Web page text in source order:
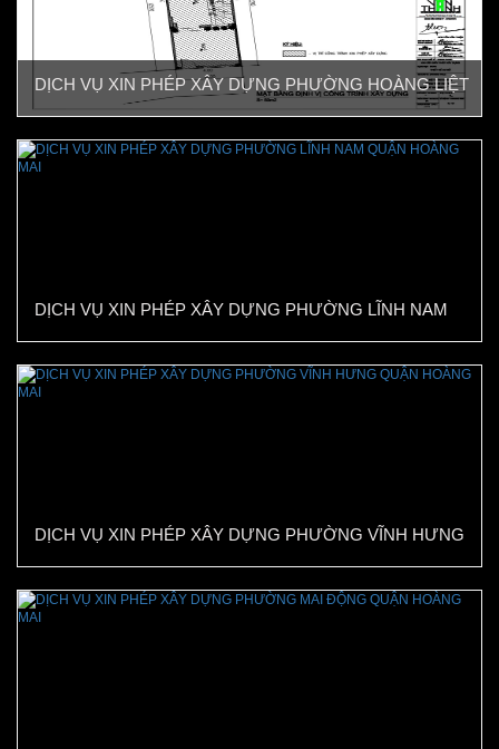
DỊCH VỤ XIN PHÉP XÂY DỰNG PHƯỜNG HOÀNG LIỆT
QUẬN HOÀNG MAI
DỊCH VỤ XIN PHÉP XÂY DỰNG PHƯỜNG LĨNH NAM
DỊCH VỤ XIN PHÉP XÂY DỰNG PHƯỜNG VĨNH HƯNG